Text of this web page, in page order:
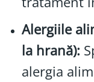
Alergiile
la hrană):
alergia